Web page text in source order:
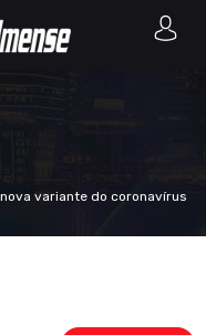
variante do coronavírus